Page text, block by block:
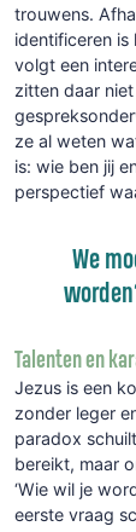
trouwens.
identificeren is
volgt een
zitten daar
ze al weten
is: wie ben jij
perspectief
We
Talenten en
Jezus is een
zonder leger
paradox
bereikt, maar
‘Wie wil je
eerste vraag